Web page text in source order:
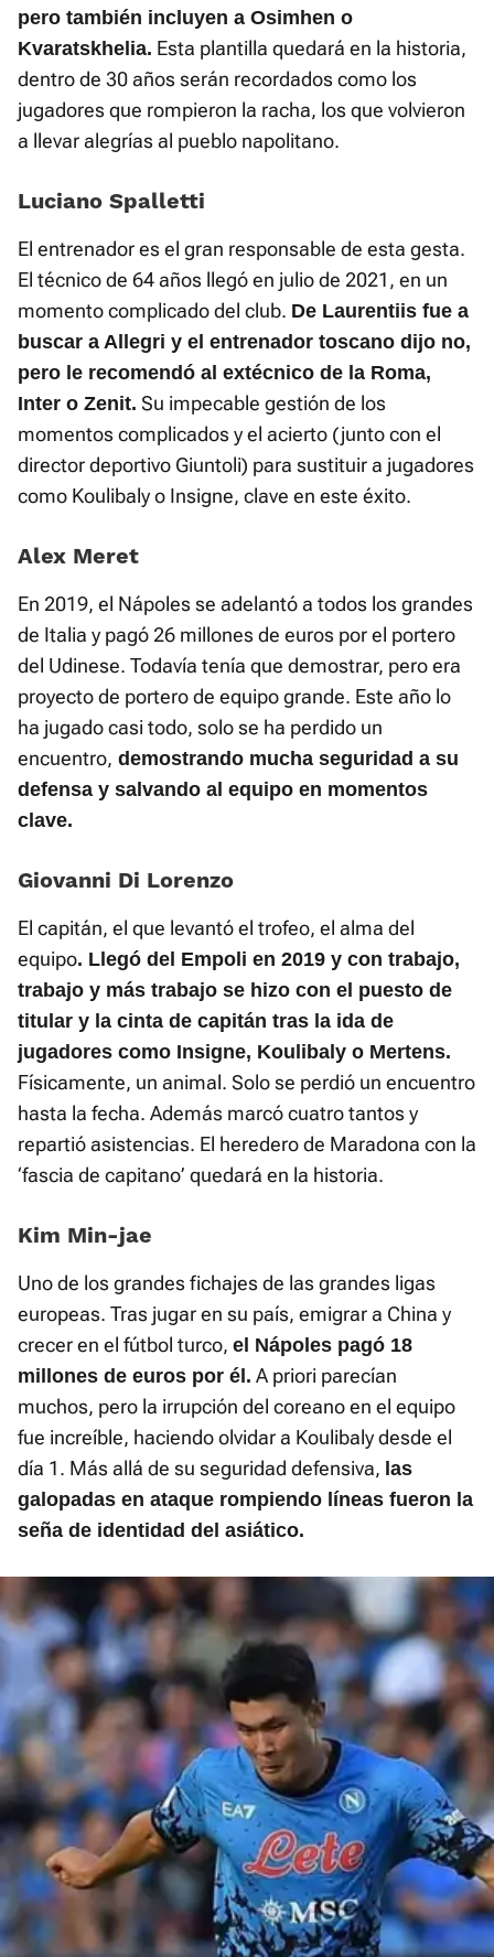
pero también incluyen a Osimhen o
Kvaratskhelia. Esta plantilla quedará en la historia,
dentro de 30 años serán recordados como los
jugadores que rompieron la racha, los que volvieron
a llevar alegrías al pueblo napolitano.
Luciano Spalletti
El entrenador es el gran responsable de esta gesta.
El técnico de 64 años llegó en julio de 2021, en un
momento complicado del club. De Laurentiis fue a
buscar a Allegri y el entrenador toscano dijo no,
pero le recomendó al extécnico de la Roma,
Inter o Zenit. Su impecable gestión de los
momentos complicados y el acierto (junto con el
director deportivo Giuntoli) para sustituir a jugadores
como Koulibaly o Insigne, clave en este éxito.
Alex Meret
En 2019, el Nápoles se adelantó a todos los grandes
de Italia y pagó 26 millones de euros por el portero
del Udinese. Todavía tenía que demostrar, pero era
proyecto de portero de equipo grande. Este año lo
ha jugado casi todo, solo se ha perdido un
encuentro, demostrando mucha seguridad a su
defensa y salvando al equipo en momentos
clave.
Giovanni Di Lorenzo
El capitán, el que levantó el trofeo, el alma del
equipo. Llegó del Empoli en 2019 y con trabajo,
trabajo y más trabajo se hizo con el puesto de
titular y la cinta de capitán tras la ida de
jugadores como Insigne, Koulibaly o Mertens.
Físicamente, un animal. Solo se perdió un encuentro
hasta la fecha. Además marcó cuatro tantos y
repartió asistencias. El heredero de Maradona con la
‘fascia de capitano’ quedará en la historia.
Kim Min-jae
Uno de los grandes fichajes de las grandes ligas
europeas. Tras jugar en su país, emigrar a China y
crecer en el fútbol turco, el Nápoles pagó 18
millones de euros por él. A priori parecían
muchos, pero la irrupción del coreano en el equipo
fue increíble, haciendo olvidar a Koulibaly desde el
día 1. Más allá de su seguridad defensiva, las
galopadas en ataque rompiendo líneas fueron la
seña de identidad del asiático.